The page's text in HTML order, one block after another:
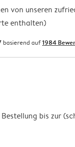
von unseren
enthalten)
basierend auf1984
bis zur